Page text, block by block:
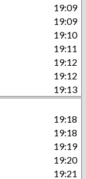
19:09
19:09
19:10
19:11
19:12
19:12
19:13
19:18
19:18
19:19
19:20
19:21